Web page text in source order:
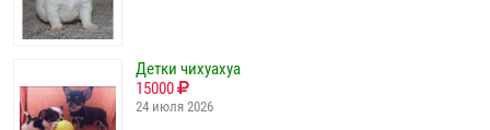
Детки чихуахуа
15000
24 июля 2026